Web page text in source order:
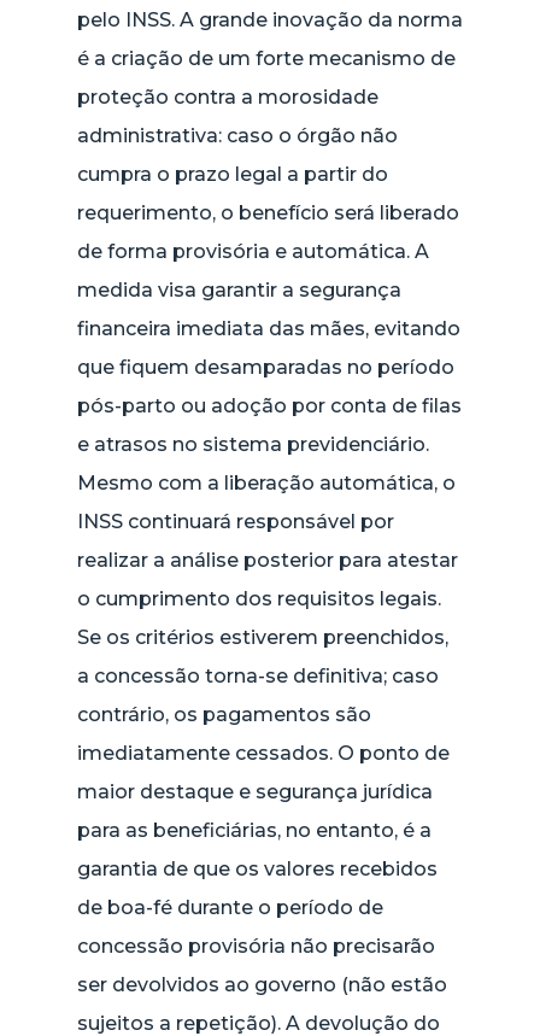
pelo INSS. A grande inovação da norma
é a criação de um forte mecanismo de
proteção contra a morosidade
administrativa: caso o órgão não
cumpra o prazo legal a partir do
requerimento, o benefício será liberado
de forma provisória e automática. A
medida visa garantir a segurança
financeira imediata das mães, evitando
que fiquem desamparadas no período
pós-parto ou adoção por conta de filas
e atrasos no sistema previdenciário.
Mesmo com a liberação automática, o
INSS continuará responsável por
realizar a análise posterior para atestar
o cumprimento dos requisitos legais.
Se os critérios estiverem preenchidos,
a concessão torna-se definitiva; caso
contrário, os pagamentos são
imediatamente cessados. O ponto de
maior destaque e segurança jurídica
para as beneficiárias, no entanto, é a
garantia de que os valores recebidos
de boa-fé durante o período de
concessão provisória não precisarão
ser devolvidos ao governo (não estão
sujeitos a repetição). A devolução do